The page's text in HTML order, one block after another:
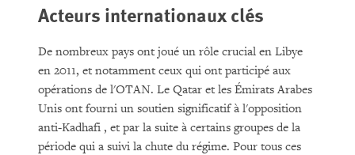
Acteurs internationaux clés
De nombreux pays ont joué un rôle crucial en Libye
en 2011, et notamment ceux qui ont participé aux
opérations de l'OTAN. Le Qatar et les Émirats Arabes
Unis ont fourni un soutien significatif à l'opposition
anti-Kadhafi , et par la suite à certains groupes de la
période qui a suivi la chute du régime. Pour tous ces